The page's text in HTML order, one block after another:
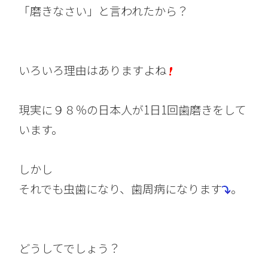
「磨きなさい」と言われたから？
いろいろ理由はありますよね
現実に９８％の日本人が1日1回歯磨きをして
います。
しかし
それでも虫歯になり、歯周病になります 。
どうしてでしょう？